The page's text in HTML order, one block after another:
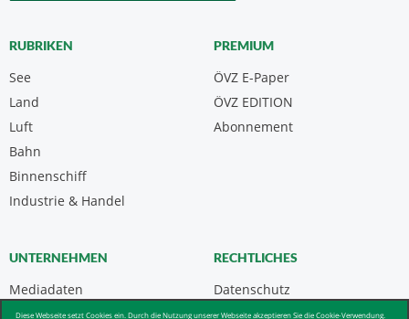
Diese Webseite setzt Cookies ein. Durch die Nutzung unserer Webseite akzeptieren Sie die Cookie-Verwendung.
RUBRIKEN
See
Land
Luft
Bahn
Binnenschiff
Industrie & Handel
PREMIUM
ÖVZ E-Paper
Abonnement
ÖVZ EDITION
UNTERNEHMEN
Mediadaten
Kontakt
RECHTLICHES
Datenschutz
Impressum